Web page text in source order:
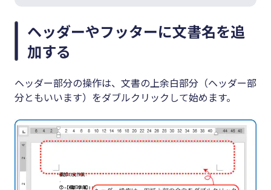
ヘッダーやフッターに文書名を追
加する
ヘッダー部分の操作は、文書の上余白部分（ヘッダー部
分ともいいます）をダブルクリックして始めます。